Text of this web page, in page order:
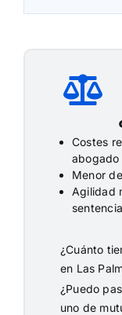
Costes
abogado
Menor
Agilidad
sentencia
¿Cuánto
en Las
¿Puedo
uno de